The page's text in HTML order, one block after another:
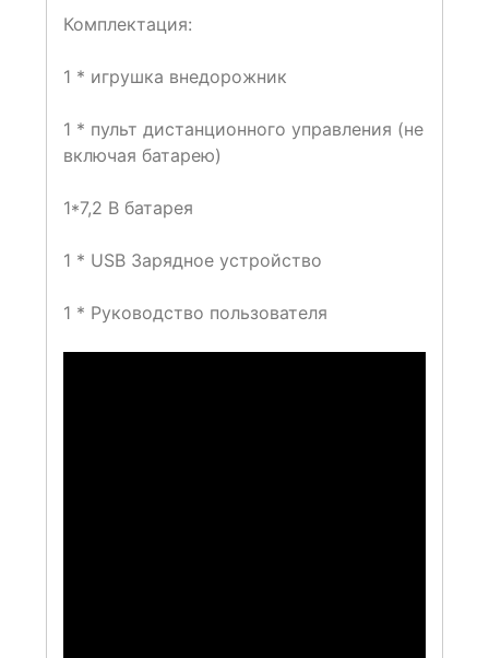
Комплектация:
1 * игрушка внедорожник
1 * пульт дистанционного управления (не
включая батарею)
1*7,2 В батарея
1 * USB Зарядное устройство
1 * Руководство пользователя